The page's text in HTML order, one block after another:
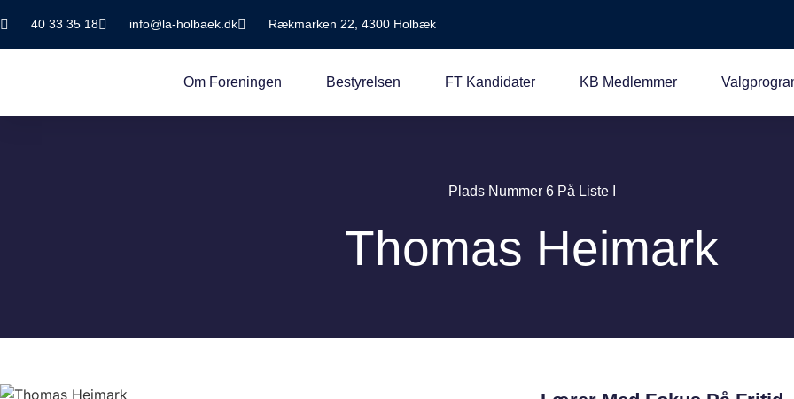
40 33 35 18 info@la-holbaek.dk Rækmarken 22, 4300 Holbæk
Om Foreningen Bestyrelsen FT Kandidater KB Medlemmer
Plads Nummer 6 På Liste I
Thomas Heimark